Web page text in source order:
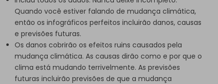
Quando você estiver falando de mudança climática,
então os infográficos perfeitos incluirão danos, causas
e previsões futuras.
Os danos cobrirão os efeitos ruins causados pela
mudança climática. As causas dirão como e por que o
clima está mudando terrivelmente. As previsões
futuras incluirão previsões de que a mudança